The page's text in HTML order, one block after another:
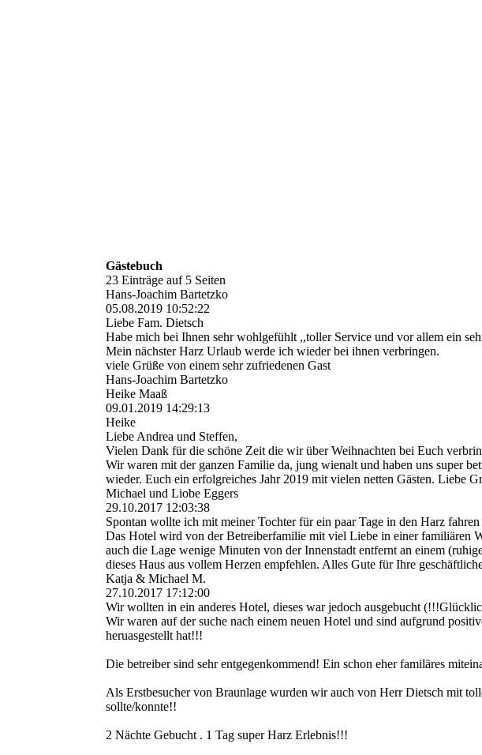
Gästebuch
23 Einträge auf 5 Seiten
Hans-Joachim Bartetzko
05.08.2019 10:52:22
Liebe Fam. Dietsch
Habe mich bei Ihnen sehr wohlgefühlt ,,toller Service und vor allem ein
Mein nächster Harz Urlaub werde ich wieder bei ihnen verbringen.
viele Grüße von einem sehr zufriedenen Gast
Hans-Joachim Bartetzko
Heike Maaß
09.01.2019 14:29:13
Heike
Liebe Andrea und Steffen,
Vielen Dank für die schöne Zeit die wir über Weihnachten bei Euch
Wir waren mit der ganzen Familie da, jung wienalt und haben uns super
wieder. Euch ein erfolgreiches Jahr 2019 mit vielen netten Gästen. Liebe
Michael und Liobe Eggers
29.10.2017 12:03:38
Spontan wollte ich mit meiner Tochter für ein paar Tage in den Harz
Das Hotel wird von der Betreiberfamilie mit viel Liebe in einer familiären
auch die Lage wenige Minuten von der Innenstadt entfernt an einem
dieses Haus aus vollem Herzen empfehlen. Alles Gute für Ihre
Katja & Michael M.
27.10.2017 17:12:00
Wir wollten in ein anderes Hotel, dieses war jedoch ausgebucht
Wir waren auf der suche nach einem neuen Hotel und sind aufgrund
heruasgestellt hat!!!
Die betreiber sind sehr entgegenkommend! Ein schon eher familäres
Als Erstbesucher von Braunlage wurden wir auch von Herr Dietsch mit
sollte/konnte!!
2 Nächte Gebucht . 1 Tag super Harz Erlebnis!!!